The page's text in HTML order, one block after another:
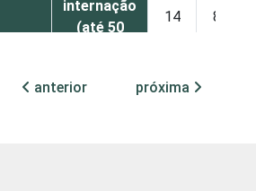
internação
(até 50
14 86
Com
anterior próxima